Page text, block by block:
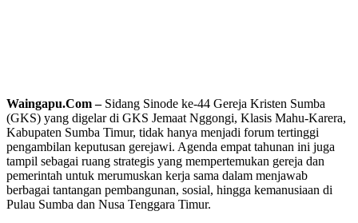
Waingapu.Com – Sidang Sinode ke-44 Gereja Kristen Sumba
(GKS) yang digelar di GKS Jemaat Nggongi, Klasis Mahu-Karera,
Kabupaten Sumba Timur, tidak hanya menjadi forum tertinggi
pengambilan keputusan gerejawi. Agenda empat tahunan ini juga
tampil sebagai ruang strategis yang mempertemukan gereja dan
pemerintah untuk merumuskan kerja sama dalam menjawab
berbagai tantangan pembangunan, sosial, hingga kemanusiaan di
Pulau Sumba dan Nusa Tenggara Timur.